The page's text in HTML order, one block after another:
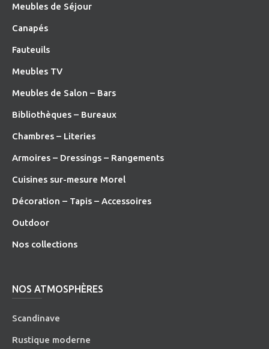
Meubles de Séjour
Canapés
Fauteuils
Meubles TV
Meubles de Salon – Bars
Bibliothèques – Bureaux
Chambres – Literies
Armoires – Dressings – Rangements
Cuisines sur-mesure Morel
Décoration – Tapis – Accessoires
Outdoor
Nos collections
NOS ATMOSPHÈRES
Scandinave
Rustique moderne